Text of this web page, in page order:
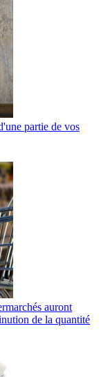
partie de vos
auront
de la quantité